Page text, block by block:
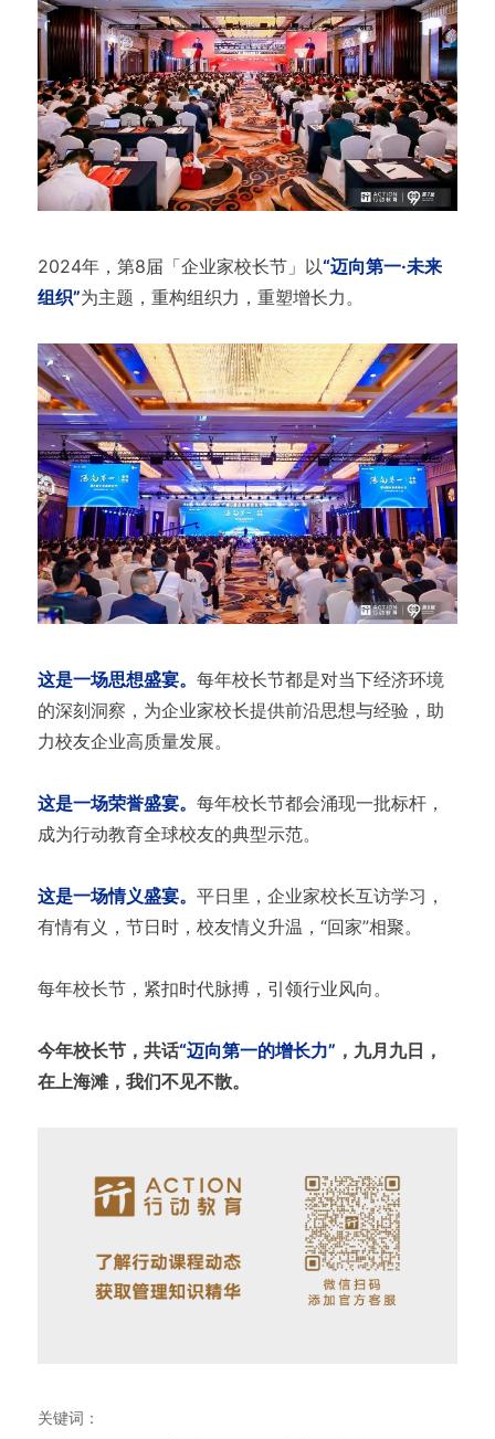
2024年，第8届「企业家校长节」以“迈向第一·未来
组织”为主题，重构组织力，重塑增长力。
这是一场思想盛宴。 每年校长节都是对当下经济环境
的深刻洞察，为企业家校长提供前沿思想与经验，助
力校友企业高质量发展。
这是一场荣誉盛宴。 每年校长节都会涌现一批标杆，
成为行动教育全球校友的典型示范。
这是一场情义盛宴。 平日里，企业家校长互访学习，
有情有义，节日时，校友情义升温，“回家”相聚。
每年校长节，紧扣时代脉搏，引领行业风向。
今年校长节，共话“迈向第一的增长力” ，九月九日，
在上海滩，我们不见不散。
关键词：